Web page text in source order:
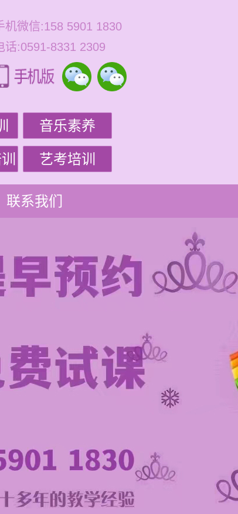
机微信:158 5901 1830
话:0591-8331 2309
音乐素养
艺考培训
联系我们